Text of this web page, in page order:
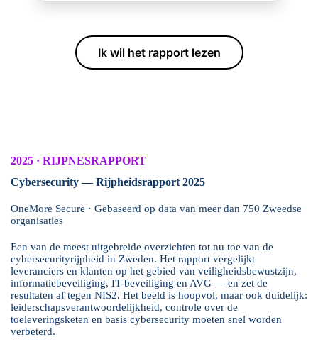
Ik wil het rapport lezen
2025 · RIJPNESRAPPORT
Cybersecurity — Rijpheidsrapport 2025
OneMore Secure · Gebaseerd op data van meer dan 750 Zweedse
organisaties
Een van de meest uitgebreide overzichten tot nu toe van de
cybersecurityrijpheid in Zweden. Het rapport vergelijkt
leveranciers en klanten op het gebied van veiligheidsbewustzijn,
informatiebeveiliging, IT-beveiliging en AVG — en zet de
resultaten af tegen NIS2. Het beeld is hoopvol, maar ook duidelijk:
leiderschapsverantwoordelijkheid, controle over de
toeleveringsketen en basis cybersecurity moeten snel worden
verbeterd.